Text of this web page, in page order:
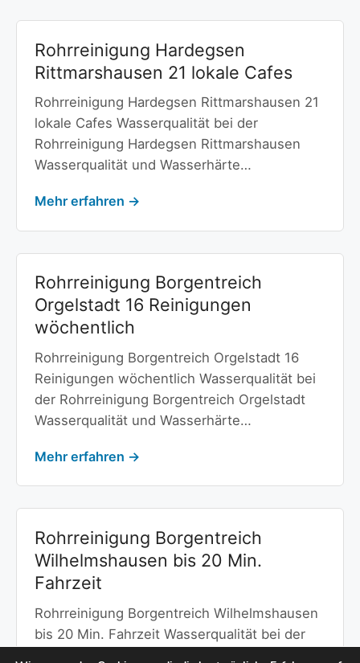
Rohrreinigung Hardegsen
Rittmarshausen 21 lokale Cafes
Rohrreinigung Hardegsen Rittmarshausen 21
lokale Cafes Wasserqualität bei der
Rohrreinigung Hardegsen Rittmarshausen
Wasserqualität und Wasserhärte…
Mehr erfahren →
Rohrreinigung Borgentreich
Orgelstadt 16 Reinigungen
wöchentlich
Rohrreinigung Borgentreich Orgelstadt 16
Reinigungen wöchentlich Wasserqualität bei
der Rohrreinigung Borgentreich Orgelstadt
Wasserqualität und Wasserhärte…
Mehr erfahren →
Rohrreinigung Borgentreich
Wilhelmshausen bis 20 Min.
Fahrzeit
Rohrreinigung Borgentreich Wilhelmshausen
bis 20 Min. Fahrzeit Wasserqualität bei der